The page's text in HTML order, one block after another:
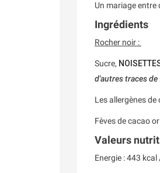
Un mariage entre
Ingrédients
Rocher noir :
Sucre,
d'autres traces
Les allergènes
Fèves de cacao
Valeurs
Energie : 443